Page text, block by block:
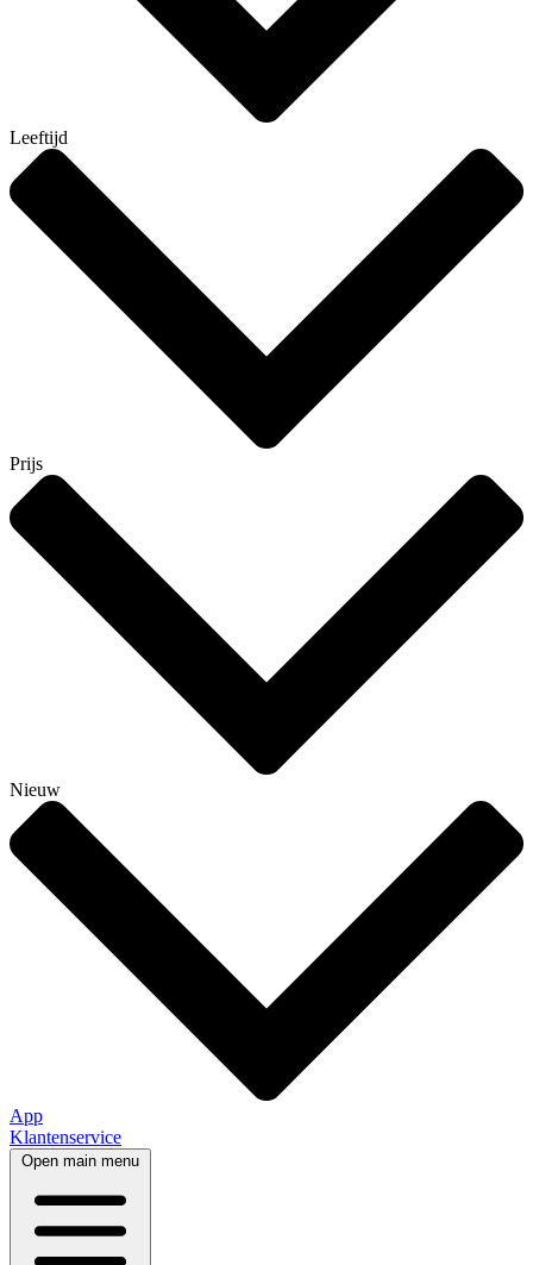
Leeftijd
Prijs
Nieuw
App
Klantenservice
Open main menu